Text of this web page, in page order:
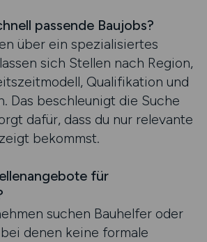
passende Baujobs?
über ein spezialisiertes
sich Stellen nach Region,
Qualifikation und
Das beschleunigt die Suche
dafür, dass du nur relevante
bekommst.
für
suchen Bauhelfer oder
denen keine formale